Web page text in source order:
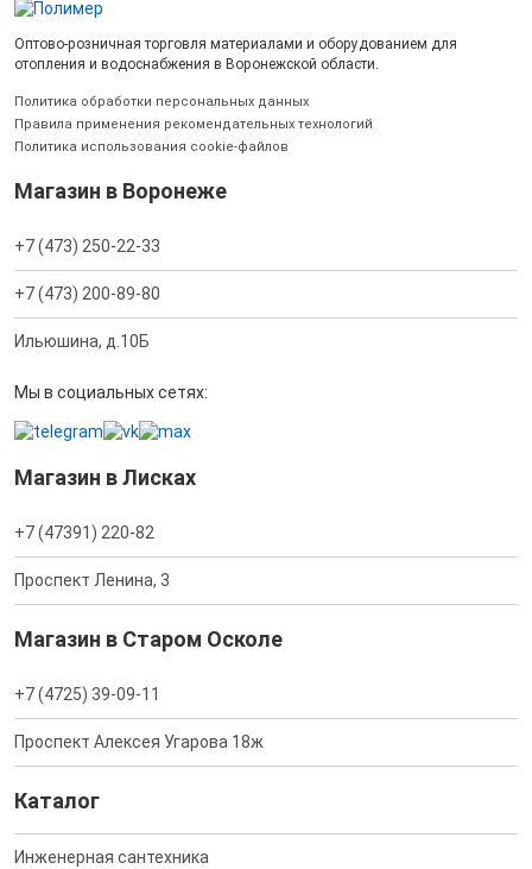
Оптово-розничная торговля материалами и оборудованием для
отопления и водоснабжения в Воронежской области.
Политика обработки персональных данных
Правила применения рекомендательных технологий
Политика использования cookie-файлов
Магазин в Воронеже
+7 (473) 250-22-33
+7 (473) 200-89-80
Ильюшина, д.10Б
Мы в социальных сетях:
Магазин в Лисках
+7 (47391) 220-82
Проспект Ленина, 3
Магазин в Старом Осколе
+7 (4725) 39-09-11
Проспект Алексея Угарова 18ж
Каталог
Инженерная сантехника